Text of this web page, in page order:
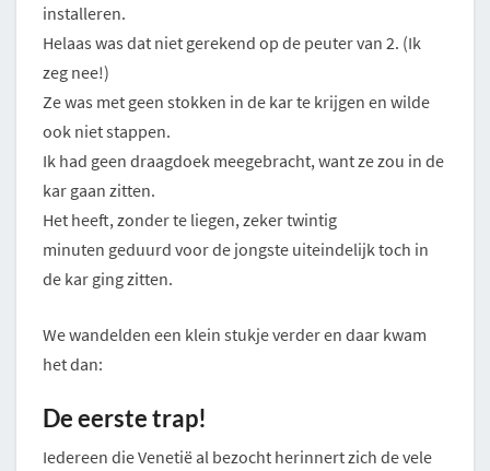
installeren.
Helaas was dat niet gerekend op de peuter van 2. (Ik
zeg nee!)
Ze was met geen stokken in de kar te krijgen en wilde
ook niet stappen.
Ik had geen draagdoek meegebracht, want ze zou in de
kar gaan zitten.
Het heeft, zonder te liegen, zeker twintig
minuten geduurd voor de jongste uiteindelijk toch in
de kar ging zitten.
We wandelden een klein stukje verder en daar kwam
het dan:
De eerste trap!
Iedereen die Venetië al bezocht herinnert zich de vele